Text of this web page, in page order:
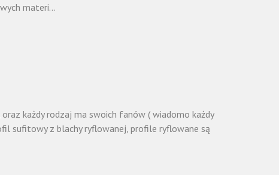
materi...
każdy rodzaj ma swoich fanów ( wiadomo każdy
sufitowy z blachy ryflowanej, profile ryflowane są